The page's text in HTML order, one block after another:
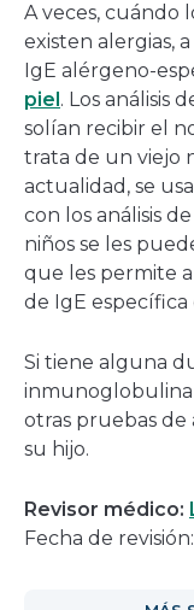
A veces, cuándo
existen alergias,
IgE alérgeno-
piel . Los análisis
solían recibir el
trata de un viejo
actualidad, se
con los análisis
niños se les
que les permite
de IgE
Si tiene alguna
inmunoglobulina
otras pruebas de
su hijo.
Revisor médico:
Fecha de